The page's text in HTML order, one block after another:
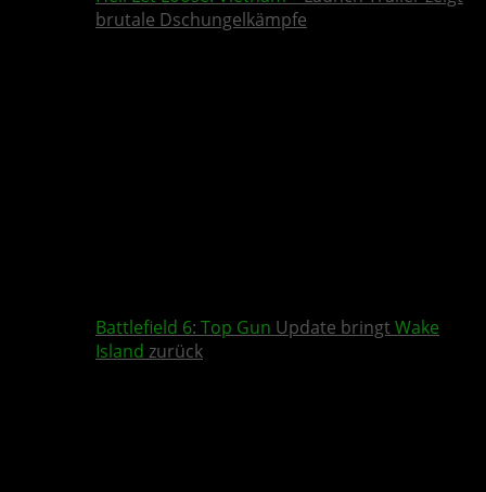
brutale Dschungelkämpfe
Battlefield 6: Top Gun Update bringt Wake
Island zurück